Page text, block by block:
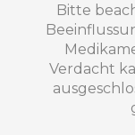
Bitte
Verdacht